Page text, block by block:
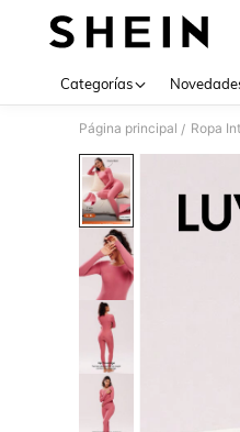
Categorías
Página principal / Ropa